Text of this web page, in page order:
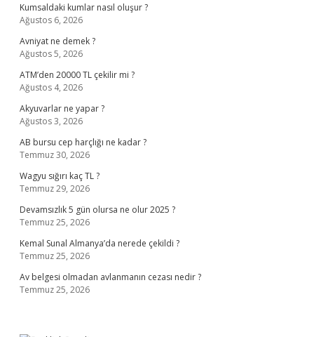
Kumsaldaki kumlar nasıl oluşur ?
Ağustos 6, 2026
Avniyat ne demek ?
Ağustos 5, 2026
ATM’den 20000 TL çekilir mi ?
Ağustos 4, 2026
Akyuvarlar ne yapar ?
Ağustos 3, 2026
AB bursu cep harçlığı ne kadar ?
Temmuz 30, 2026
Wagyu sığırı kaç TL ?
Temmuz 29, 2026
Devamsızlık 5 gün olursa ne olur 2025 ?
Temmuz 25, 2026
Kemal Sunal Almanya’da nerede çekildi ?
Temmuz 25, 2026
Av belgesi olmadan avlanmanın cezası nedir ?
Temmuz 25, 2026